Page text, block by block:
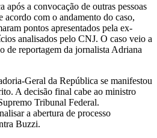
após a convocação de outras pessoas
acordo com o andamento do caso,
pontos apresentados pela ex-
analisados pelo CNJ. O caso veio a
de reportagem da jornalista Adriana
Geral da República se manifestou
A decisão final cabe ao ministro
Tribunal Federal.
a abertura de processo
Buzzi.